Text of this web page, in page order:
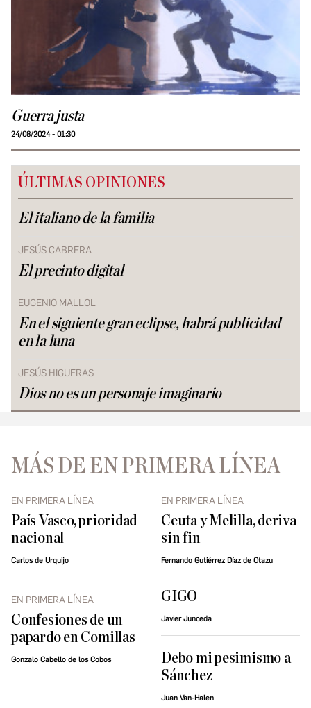
Guerra justa
24/08/2024 - 01:30
ÚLTIMAS OPINIONES
El italiano de la familia
JESÚS CABRERA
El precinto digital
EUGENIO MALLOL
En el siguiente gran eclipse, habrá publicidad
en la luna
JESÚS HIGUERAS
Dios no es un personaje imaginario
MÁS DE EN PRIMERA LÍNEA
EN PRIMERA LÍNEA
País Vasco, prioridad
nacional
Carlos de Urquijo
EN PRIMERA LÍNEA
Ceuta y Melilla, deriva
sin fin
Fernando Gutiérrez Díaz de Otazu
EN PRIMERA LÍNEA
Confesiones de un
papardo en Comillas
Gonzalo Cabello de los Cobos
GIGO
Javier Junceda
Debo mi pesimismo a
Sánchez
Juan Van-Halen